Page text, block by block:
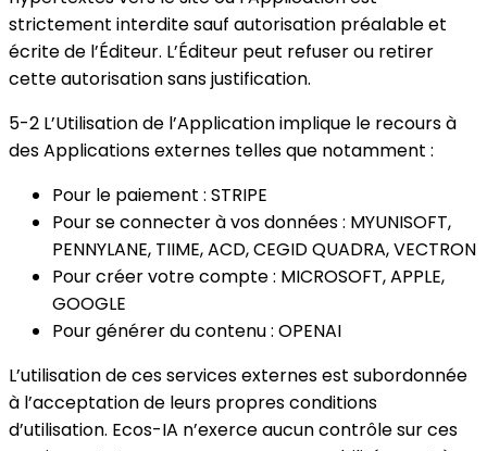
strictement interdite sauf autorisation préalable et
écrite de l’Éditeur. L’Éditeur peut refuser ou retirer
cette autorisation sans justification.
5-2 L’Utilisation de l’Application implique le recours à
des Applications externes telles que notamment :
Pour le paiement : STRIPE
Pour se connecter à vos données : MYUNISOFT,
PENNYLANE, TIIME, ACD, CEGID QUADRA, VECTRON
Pour créer votre compte : MICROSOFT, APPLE,
GOOGLE
Pour générer du contenu : OPENAI
L’utilisation de ces services externes est subordonnée
à l’acceptation de leurs propres conditions
d’utilisation. Ecos-IA n’exerce aucun contrôle sur ces